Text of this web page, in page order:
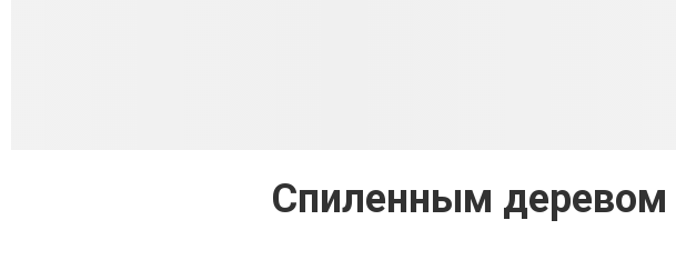
Спиленным деревом